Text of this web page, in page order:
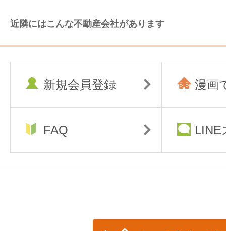
近隣にはこんな不動産会社があります
新規会員登録 漫画
FAQ LINE